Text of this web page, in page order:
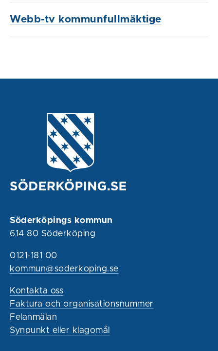
Webb-tv kommunfullmäktige
Söderköpings kommun
614 80 Söderköping
0121-181 00
kommun@soderkoping.se
Kontakta oss
Faktura och organisationsnummer
Felanmälan
Synpunkt eller klagomål